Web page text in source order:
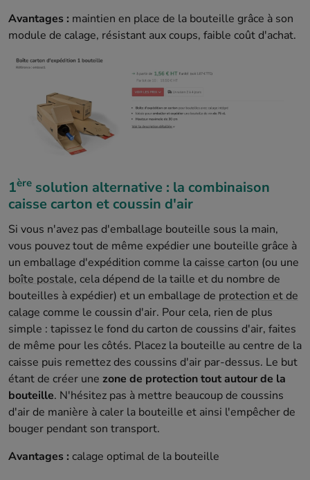
Avantages : maintien en place de la bouteille grâce à son
module de calage, résistant aux coups, faible coût d'achat.
1ère solution alternative : la combinaison
caisse carton et coussin d'air
Si vous n'avez pas d'emballage bouteille sous la main,
vous pouvez tout de même expédier une bouteille grâce à
un emballage d'expédition comme lacaisse carton (ou une
boîte postale, cela dépend de la taille et du nombre de
bouteilles à expédier) et un emballage de protection et de
calage comme le coussin d'air. Pour cela, rien de plus
simple : tapissez le fond du carton de coussins d'air, faites
de même pour les côtés. Placez la bouteille au centre de la
caisse puis remettez des coussins d'air par-dessus. Le but
étant de créer une zone de protection tout autour de la
bouteille. N'hésitez pas à mettre beaucoup de coussins
d'air de manière à caler la bouteille et ainsi l'empêcher de
bouger pendant son transport.
Avantages : calage optimal de la bouteille